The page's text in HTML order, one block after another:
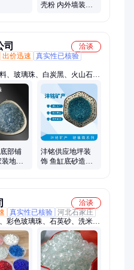
壳粉 内外墙装饰
司
洽谈
出价迅速
真实性已核验
、玻璃珠、白炭黑、火山石、
海泡石、石墨、硅藻土、碳化
树皮、有机覆盖物、蛭石、椰
来砂、复合岩片贝壳彩片、电
部铺
装地坪
沣铭供应地坪装
饰 鱼缸底砂造景
洽谈
真实性已核验 河北石家庄
彩色玻璃珠、石英砂、洗米
水混凝土骨料、透水石子、火
树坑石、金刚黑、夜光板、磨
工艺品、黑洞石、透水砖、水